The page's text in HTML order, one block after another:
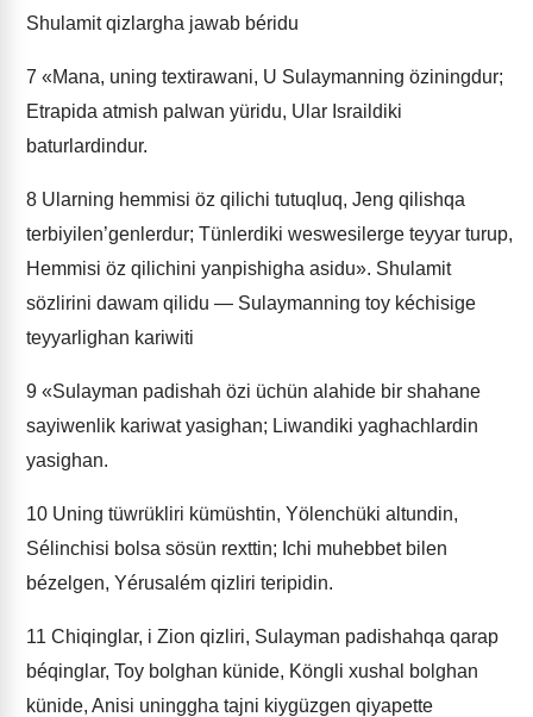
Shulamit qizlargha jawab béridu
7 «Mana, uning textirawani, U Sulaymanning öziningdur;
Etrapida atmish palwan yüridu, Ular Israildiki
baturlardindur.
8 Ularning hemmisi öz qilichi tutuqluq, Jeng qilishqa
terbiyilen’genlerdur; Tünlerdiki weswesilerge teyyar turup,
Hemmisi öz qilichini yanpishigha asidu». Shulamit
sözlirini dawam qilidu — Sulaymanning toy kéchisige
teyyarlighan kariwiti
9 «Sulayman padishah özi üchün alahide bir shahane
sayiwenlik kariwat yasighan; Liwandiki yaghachlardin
yasighan.
10 Uning tüwrükliri kümüshtin, Yölenchüki altundin,
Sélinchisi bolsa sösün rexttin; Ichi muhebbet bilen
bézelgen, Yérusalém qizliri teripidin.
11 Chiqinglar, i Zion qizliri, Sulayman padishahqa qarap
béqinglar, Toy bolghan künide, Köngli xushal bolghan
künide, Anisi uninggha tajni kiygüzgen qiyapette